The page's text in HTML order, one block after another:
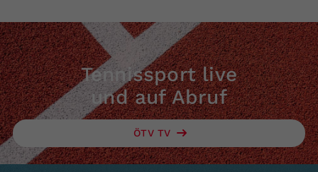
Tennissport live
und auf Abruf
ÖTV TV